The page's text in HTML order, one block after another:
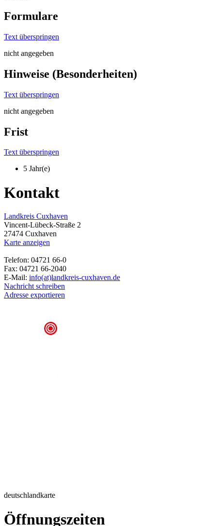
Formulare
Text überspringen
nicht angegeben
Hinweise (Besonderheiten)
Text überspringen
nicht angegeben
Frist
Text überspringen
5 Jahr(e)
Kontakt
Landkreis Cuxhaven
Vincent-Lübeck-Straße 2
27474 Cuxhaven
Karte anzeigen
Telefon: 04721 66-0
Fax: 04721 66-2040
E-Mail: info(at)landkreis-cuxhaven.de
Nachricht schreiben
Adresse exportieren
deutschlandkarte
Öffnungszeiten